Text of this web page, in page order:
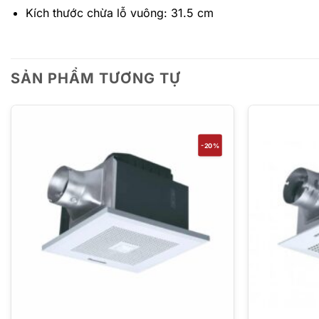
Kích thước chừa lỗ vuông: 31.5 cm
SẢN PHẨM TƯƠNG TỰ
-20%